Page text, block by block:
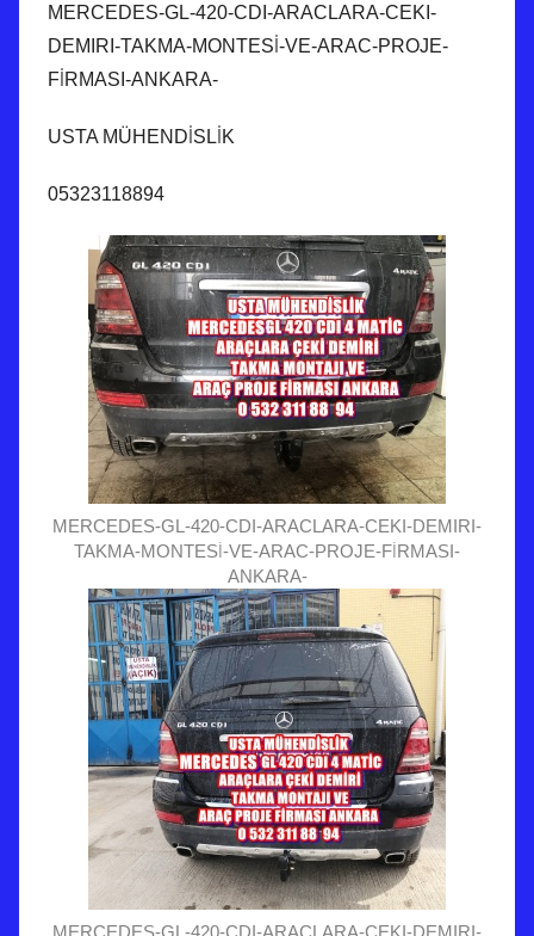
MERCEDES-GL-420-CDI-ARACLARA-CEKI-
DEMIRI-TAKMA-MONTESİ-VE-ARAC-PROJE-
FİRMASI-ANKARA-
USTA MÜHENDİSLİK
05323118894
MERCEDES-GL-420-CDI-ARACLARA-CEKI-DEMIRI-
TAKMA-MONTESİ-VE-ARAC-PROJE-FİRMASI-
ANKARA-
MERCEDES-GL-420-CDI-ARACLARA-CEKI-DEMIRI-